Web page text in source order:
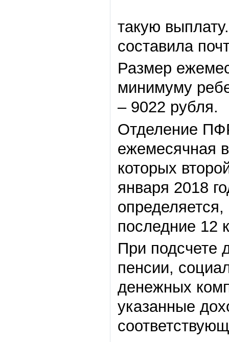
такую
составила
Размер
минимуму
– 9022 рубля.
Отделение
ежемесячная
которых
января 2018
последние 12
При подсчете
пенсии,
денежных
указанные